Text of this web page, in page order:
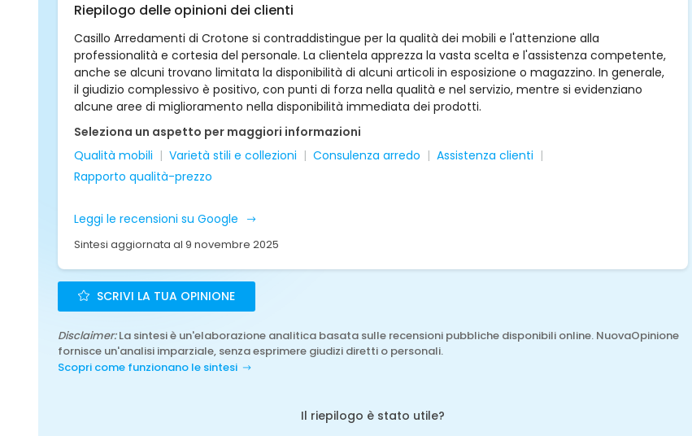
Riepilogo delle opinioni dei clienti
Casillo Arredamenti di Crotone si contraddistingue per la qualità dei mobili e l'attenzione alla
professionalità e cortesia del personale. La clientela apprezza la vasta scelta e l'assistenza competente,
anche se alcuni trovano limitata la disponibilità di alcuni articoli in esposizione o magazzino. In generale,
il giudizio complessivo è positivo, con punti di forza nella qualità e nel servizio, mentre si evidenziano
alcune aree di miglioramento nella disponibilità immediata dei prodotti.
Seleziona un aspetto per maggiori informazioni
Qualità mobili
Varietà stili e collezioni Consulenza arredo
Assistenza clienti
Rapporto qualità-prezzo
Leggi le recensioni su Google
Sintesi aggiornata al 9 novembre 2025
SCRIVI LA TUA OPINIONE
Disclaimer:La sintesi è un'elaborazione analitica basata sulle recensioni pubbliche disponibili online. NuovaOpinione
fornisce un'analisi imparziale, senza esprimere giudizi diretti o personali.
Scopri come funzionano le sintesi
Il riepilogo è stato utile?